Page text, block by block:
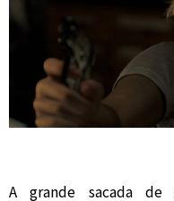
A grande sacada